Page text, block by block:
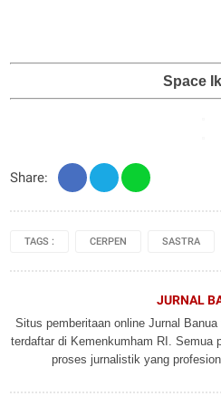
Space
Share:
TAGS : CERPEN SASTRA
JURNAL
Situs pemberitaan online Jurnal
terdaftar di Kemenkumham RI. Semua
proses jurnalistik yang